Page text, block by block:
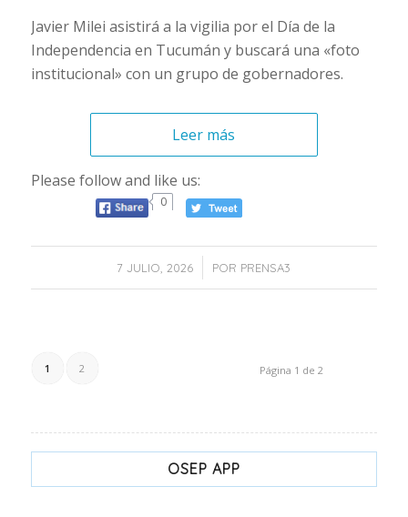
Javier Milei asistirá a la vigilia por el Día de la
Independencia en Tucumán y buscará una «foto
institucional» con un grupo de gobernadores.
Leer más
Please follow and like us:
0
7 JULIO, 2026
/ POR PRENSA3
Página 1 de 2
1 2
OSEP APP